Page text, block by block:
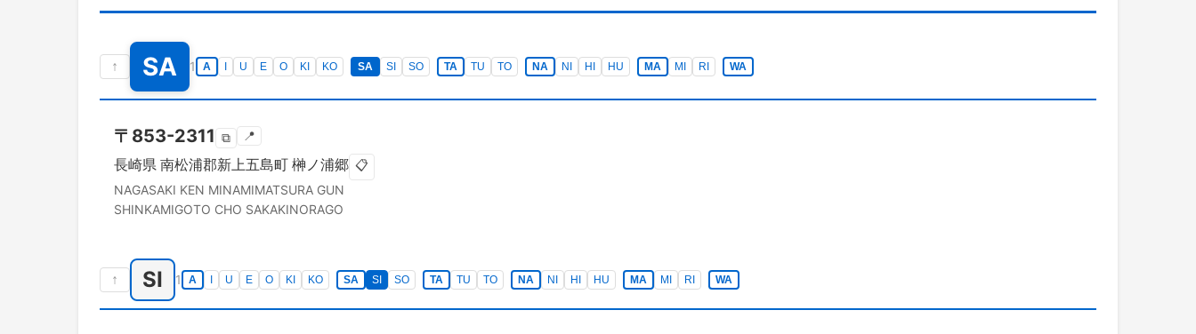
↑ SA 1 A U E O KI KO SA SI SO TA TU TO NA NI HI HU MA MI RI WA
〒 853-2311 ⧉ 📍
長崎県 南松浦郡新上五島町 榊ノ浦郷 📋
NAGASAKI KEN MINAMIMATSURA GUN
SHINKAMIGOTO CHO SAKAKINORAGO
↑ SI 1 A U E O KI KO SA SI SO TA TU TO NA NI HI HU MA MI RI WA